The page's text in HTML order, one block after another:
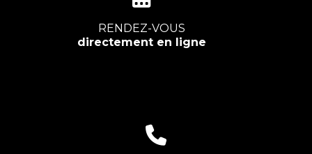
RENDEZ-VOUS
directement en ligne